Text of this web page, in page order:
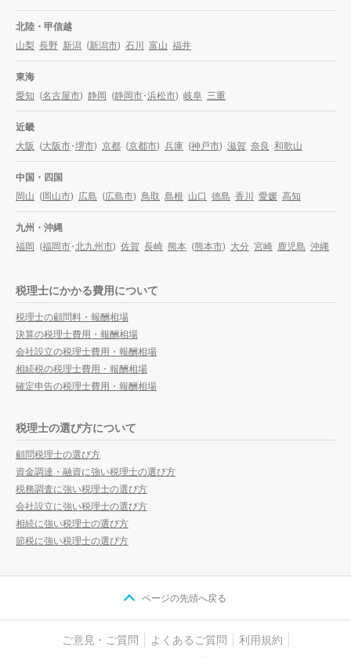
北陸・甲信越
山梨 長野 新潟 (新潟市) 石川 富山 福井
東海
愛知 (名古屋市) 静岡 (静岡市・浜松市) 岐阜 三重
近畿
大阪 (大阪市・堺市) 京都 (京都市) 兵庫 (神戸市) 滋賀 奈良 和歌山
中国・四国
岡山 (岡山市) 広島 (広島市) 鳥取 島根 山口 徳島 香川 愛媛 高知
九州・沖縄
福岡 (福岡市・北九州市) 佐賀 長崎 熊本 (熊本市) 大分 宮崎 鹿児島 沖縄
税理士にかかる費用について
税理士の顧問料・報酬相場
決算の税理士費用・報酬相場
会社設立の税理士費用・報酬相場
相続税の税理士費用・報酬相場
確定申告の税理士費用・報酬相場
税理士の選び方について
顧問税理士の選び方
資金調達・融資に強い税理士の選び方
税務調査に強い税理士の選び方
会社設立に強い税理士の選び方
相続に強い税理士の選び方
節税に強い税理士の選び方
ページの先頭へ戻る
ご意見・ご質問 よくあるご質問
利用規約